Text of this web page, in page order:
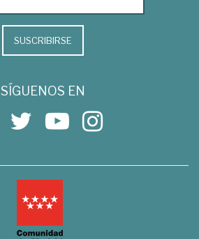
SUSCRIBIRSE
SÍGUENOS EN